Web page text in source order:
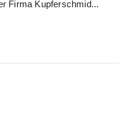
Firma Kupferschmid...